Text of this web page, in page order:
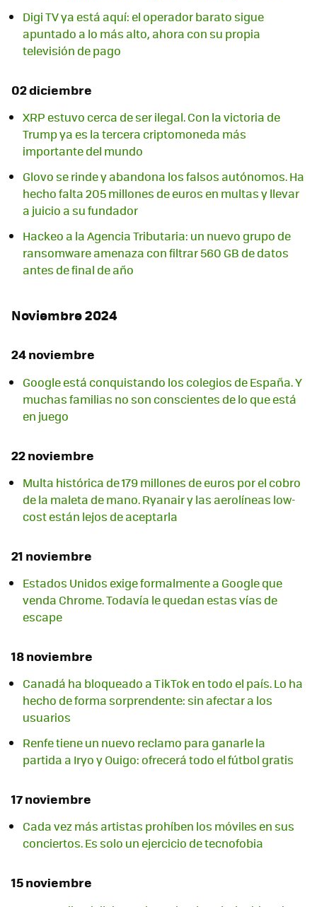
Digi TV ya está aquí: el operador barato sigue
apuntado a lo más alto, ahora con su propia
televisión de pago
02 diciembre
XRP estuvo cerca de ser ilegal. Con la victoria de
Trump ya es la tercera criptomoneda más
importante del mundo
Glovo se rinde y abandona los falsos autónomos. Ha
hecho falta 205 millones de euros en multas y llevar
a juicio a su fundador
Hackeo a la Agencia Tributaria: un nuevo grupo de
ransomware amenaza con filtrar 560 GB de datos
antes de final de año
Noviembre 2024
24 noviembre
Google está conquistando los colegios de España. Y
muchas familias no son conscientes de lo que está
en juego
22 noviembre
Multa histórica de 179 millones de euros por el cobro
de la maleta de mano. Ryanair y las aerolíneas low-
cost están lejos de aceptarla
21 noviembre
Estados Unidos exige formalmente a Google que
venda Chrome. Todavía le quedan estas vías de
escape
18 noviembre
Canadá ha bloqueado a TikTok en todo el país. Lo ha
hecho de forma sorprendente: sin afectar a los
usuarios
Renfe tiene un nuevo reclamo para ganarle la
partida a Iryo y Ouigo: ofrecerá todo el fútbol gratis
17 noviembre
Cada vez más artistas prohíben los móviles en sus
conciertos. Es solo un ejercicio de tecnofobia
15 noviembre